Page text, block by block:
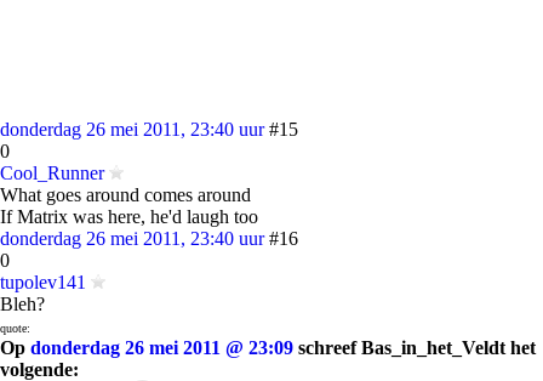
donderdag 26 mei 2011, 23:40 uur #15
0
Cool_Runner
What goes around comes around
If Matrix was here, he'd laugh too
donderdag 26 mei 2011, 23:40 uur #16
0
tupolev141
Bleh?
quote:
Op donderdag 26 mei 2011 @ 23:09 schreef Bas_in_het_Veldt het
volgende: